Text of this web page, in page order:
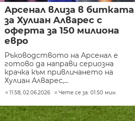
Арсенал влиза в битката
за Хулиан Алварес с
оферта за 150 милиона
евро
Ръководството на Арсенал е
готово да направи сериозна
крачка към привличането на
Хулиан Алварес,...
11:58, 02.06.2026 Чете се за: 01:50 мин.